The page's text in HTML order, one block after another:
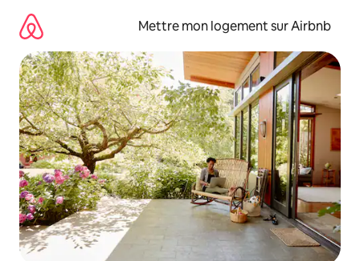
directement
contenu
Mettre mon logement sur Airbnb